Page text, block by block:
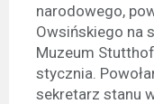
narodowego,
Owsińskiego na
Muzeum
stycznia.
sekretarz stanu